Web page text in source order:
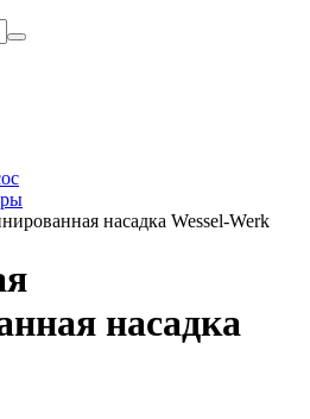
насадка Wessel-Werk
насадка